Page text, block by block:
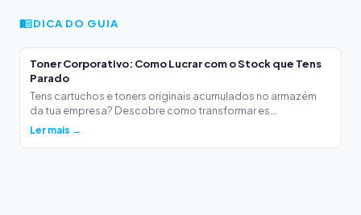
DICA DO GUIA
Toner Corporativo: Como Lucrar com o Stock que Tens
Parado
Tens cartuchos e toners originais acumulados no armazém
da tua empresa? Descobre como transformar es...
Ler mais →